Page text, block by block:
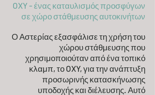
OXY - ένας καταυλισμός προσφύγων
σε χώρο στάθμευσης αυτοκινήτων
Ο Αστερίας εξασφάλισε τη χρήση του
χώρου στάθμευσης που
χρησιμοποιούταν από ένα τοπικό
κλαμπ, το OXY, για την ανάπτυξη
προσωρινής κατασκήνωσης
υποδοχής και διέλευσης. Αυτό